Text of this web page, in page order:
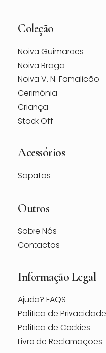
Coleção
Noiva Guimarães
Noiva Braga
Noiva V. N. Famalicão
Cerimónia
Criança
Stock Off
Acessórios
Sapatos
Outros
Sobre Nós
Contactos
Informação Legal
Ajuda? FAQS
Política de Privacidade
Política de Cockies
Livro de Reclamações